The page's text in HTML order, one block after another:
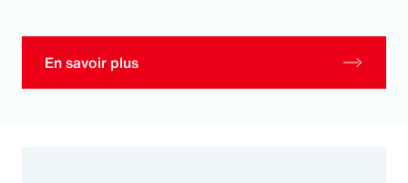
En savoir plus